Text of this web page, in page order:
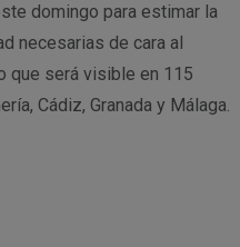
domingo para estimar la
necesarias de cara al
que será visible en 115
Cádiz, Granada y Málaga.